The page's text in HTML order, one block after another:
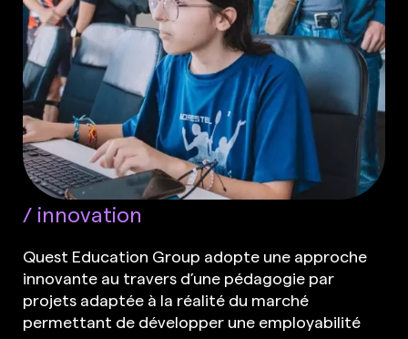
innovation
Quest Education Group adopte une approche
innovante au travers d’une pédagogie par
projets adaptée à la réalité du marché
permettant de développer une employabilité